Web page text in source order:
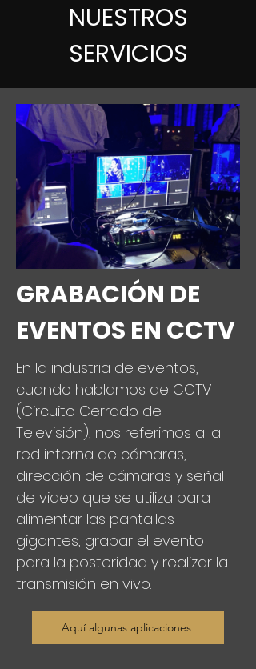
NUESTROS
SERVICIOS
GRABACIÓN DE
EVENTOS EN CCTV
En la industria de eventos,
cuando hablamos de CCTV
(Circuito Cerrado de
Televisión), nos referimos a la
red interna de cámaras,
dirección de cámaras y señal
de video que se utiliza para
alimentar las pantallas
gigantes, grabar el evento
para la posteridad y realizar la
transmisión en vivo.
Aquí algunas aplicaciones